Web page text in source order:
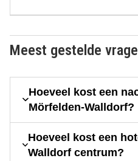
Meest gestelde
Hoeveel kost een
Mörfelden-Walldorf?
Hoeveel kost een
Walldorf centrum?